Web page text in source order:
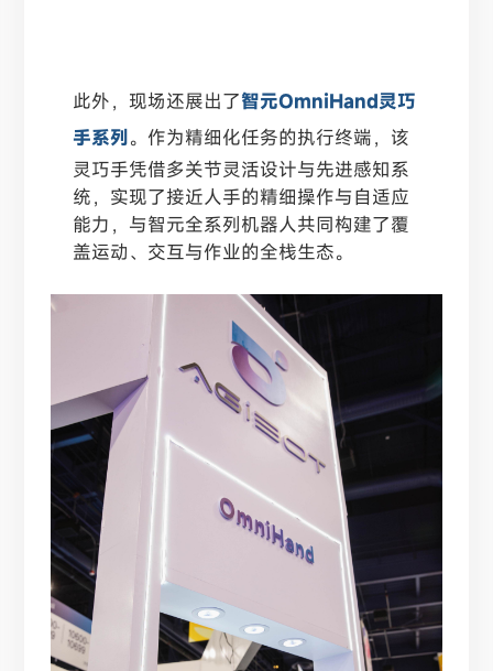
此外，现场还展出了智元OmniHand灵巧
手系列。作为精细化任务的执行终端，该
灵巧手凭借多关节灵活设计与先进感知系
统，实现了接近人手的精细操作与自适应
能力，与智元全系列机器人共同构建了覆
盖运动、交互与作业的全栈生态。